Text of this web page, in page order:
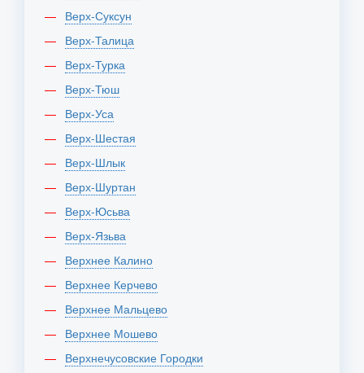
Верх-Суксун
Верх-Талица
Верх-Турка
Верх-Тюш
Верх-Уса
Верх-Шестая
Верх-Шлык
Верх-Шуртан
Верх-Юсьва
Верх-Язьва
Верхнее Калино
Верхнее Керчево
Верхнее Мальцево
Верхнее Мошево
Верхнечусовские Городки